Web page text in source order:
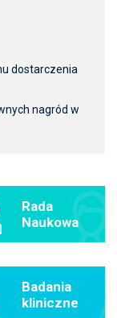
dostarczenia
nagród w
Rada
Naukowa
Badania
kliniczne